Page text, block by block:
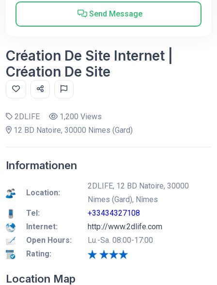
Send Message
Création De Site Internet |
Création De Site
2DLIFE
1,200 Views
12 BD Natoire, 30000 Nimes (Gard)
Informationen
Location:
2DLIFE, 12 BD Natoire, 30000
Nimes (Gard), Nîmes
Tel:
+33434327108
Internet:
http://www.2dlife.com
Open Hours:
Lu.-Sa. 08:00-17:00
Rating:
Location Map